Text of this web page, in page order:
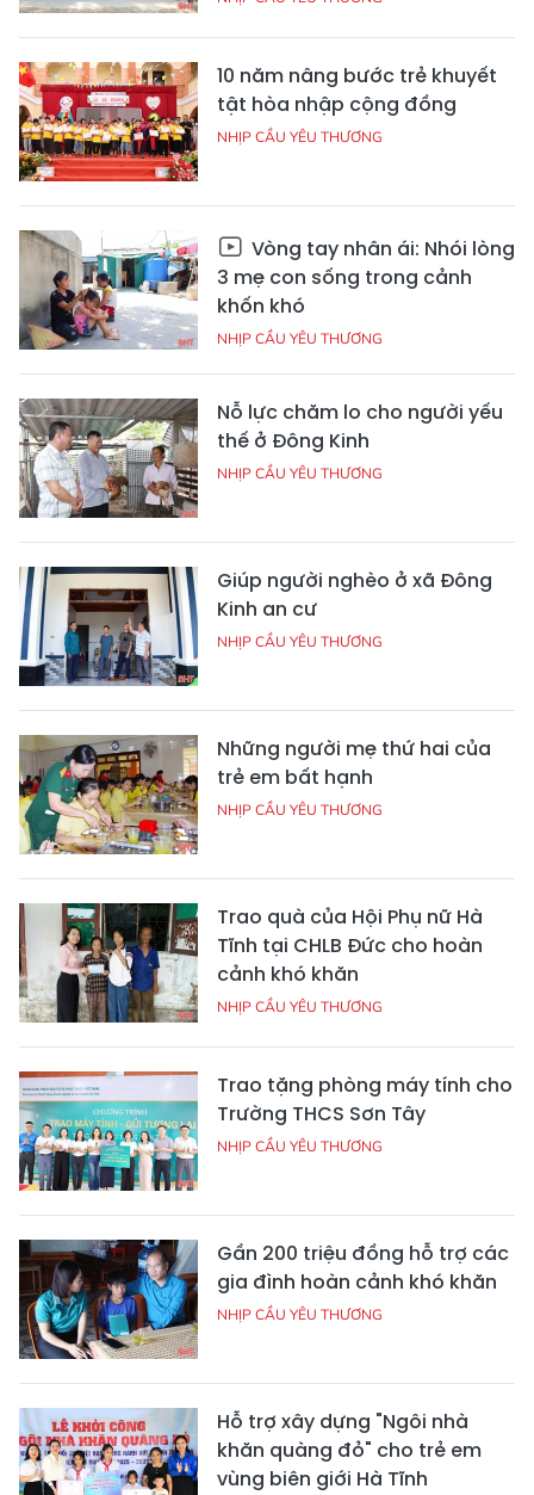
10 năm nâng bước trẻ khuyết
tật hòa nhập cộng đồng
NHỊP CẦU YÊU THƯƠNG
Vòng tay nhân ái: Nhói lòng
3 mẹ con sống trong cảnh
khốn khó
NHỊP CẦU YÊU THƯƠNG
Nỗ lực chăm lo cho người yếu
thế ở Đông Kinh
NHỊP CẦU YÊU THƯƠNG
Giúp người nghèo ở xã Đông
Kinh an cư
NHỊP CẦU YÊU THƯƠNG
Những người mẹ thứ hai của
trẻ em bất hạnh
NHỊP CẦU YÊU THƯƠNG
Trao quà của Hội Phụ nữ Hà
Tĩnh tại CHLB Đức cho hoàn
cảnh khó khăn
NHỊP CẦU YÊU THƯƠNG
Trao tặng phòng máy tính cho
Trường THCS Sơn Tây
NHỊP CẦU YÊU THƯƠNG
Gần 200 triệu đồng hỗ trợ các
gia đình hoàn cảnh khó khăn
NHỊP CẦU YÊU THƯƠNG
Hỗ trợ xây dựng "Ngôi nhà
khăn quàng đỏ" cho trẻ em
vùng biên giới Hà Tĩnh